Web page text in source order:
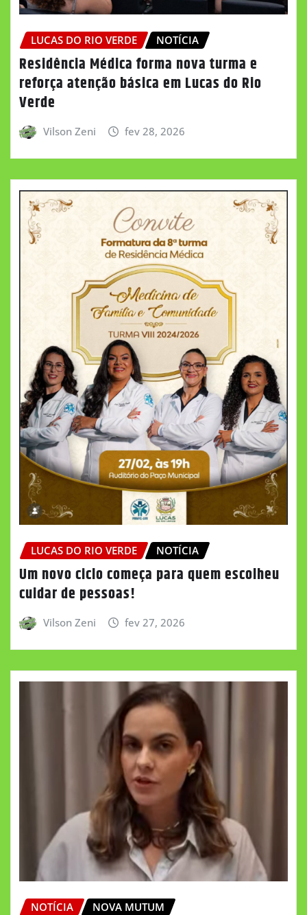
LUCAS DO RIO VERDE NOTÍCIA
Residência Médica forma nova turma e
reforça atenção básica em Lucas do Rio
Verde
Vilson Zeni fev 28, 2026
LUCAS DO RIO VERDE NOTÍCIA
Um novo ciclo começa para quem escolheu
cuidar de pessoas!
Vilson Zeni fev 27, 2026
NOTÍCIA NOVA MUTUM